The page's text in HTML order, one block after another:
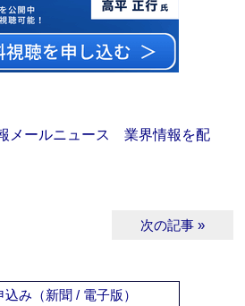
メールニュース 業界情報を配
次の記事 »
込み（新聞 / 電子版）